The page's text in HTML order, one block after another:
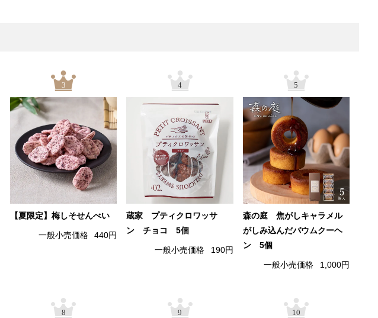
3
【夏限定】梅しそせんべい
一般小売価格 440円
4
蔵家 プティクロワッサ
ン チョコ 5個
一般小売価格 190円
5
森の庭 焦がしキャラメル
がしみ込んだバウムクーヘ
ン 5個
一般小売価格 1,000円
8 9 10